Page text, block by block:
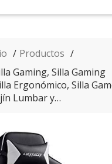
Productos
Gaming, Silla Gaming
Ergonómico, Silla
Lumbar y…